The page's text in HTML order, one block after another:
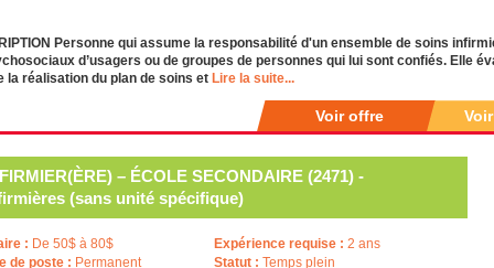
Personne qui assume la responsabilité d'un ensemble de soins
d’usagers ou de groupes de personnes qui lui sont confiés. Elle
la réalisation du plan de soins et Lire la suite...
Voir offre
– ÉCOLE SECONDAIRE (2471) -
(sans unité spécifique)
: De 50$ à 80$
de poste : Permanent
Expérience requise : 2 ans
Statut : Temps plein